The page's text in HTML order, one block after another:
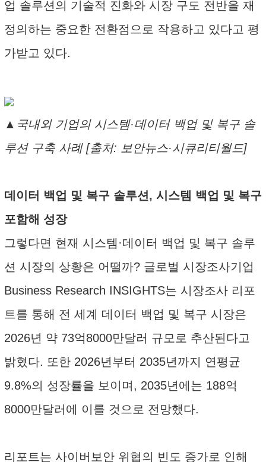
업 솔루션의 기술적 진화와 시장 구도 전반을 재
정의하는 중요한 전환점으로 작용하고 있다고 평
가받고 있다.
▲국내외 기업의 시스템·데이터 백업 및 복구 솔
루션 구축 사례 [출처: 보안뉴스·시큐리티월드]
데이터 백업 및 복구 솔루션, 시스템 백업 및 복구
포함해 성장
그렇다면 현재 시스템·데이터 백업 및 복구 솔루
션 시장의 상황은 어떨까? 글로벌 시장조사기업
Business Research INSIGHTS는 시장조사 리포
트를 통해 전 세계 데이터 백업 및 복구 시장은
2026년 약 73억8000만달러 규모로 추산된다고
밝혔다. 또한 2026년부터 2035년까지 연평균
9.8%의 성장률을 보이며, 2035년에는 188억
8000만달러에 이를 것으로 전망했다.
리포트는 사이버보안 위협의 빈도 증가로 인해